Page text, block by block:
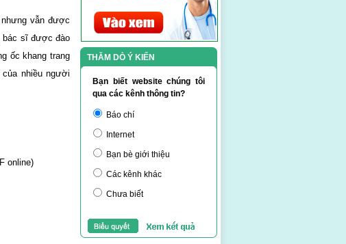
vẫn được
bác sĩ được đào
ốc khang trang
nhiều người
online)
THĂM DÒ Ý KIẾN
Bạn biết website chúng tôi
qua các kênh thông tin?
Báo chí
Internet
Bạn bè giới thiệu
Các kênh khác
Chưa biết